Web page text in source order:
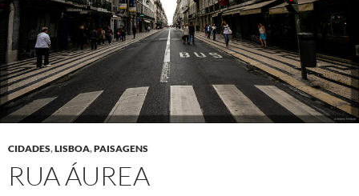
CIDADES,LISBOA,PAISAGENS
RUA ÁUREA